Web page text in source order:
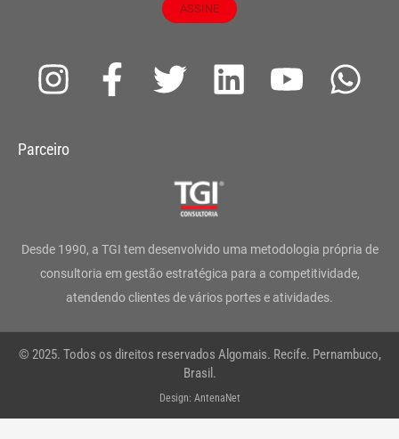
ASSINE
I
s
g
r
a
m
F
a
o
o
k
-
T
t
e
r
L
d
i
n
Y
b
e
W
a
p
Parceiro
Desde 1990, a TGI tem desenvolvido uma metodologia própria de
consultoria em gestão estratégica para a competitividade,
atendendo clientes de vários portes e atividades.
© 2025. Todos os direitos reservados Algomais. Recife. Pernambuco,
Brasil.
Design: AntenaNet